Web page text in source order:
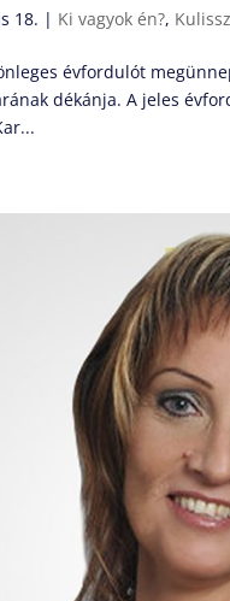
18. | Ki vagyok én?,
évfordulót
dékánja. A jeles